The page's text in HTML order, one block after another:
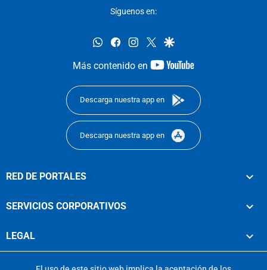
Síguenos en:
whatsappfacebookinstagram
twittergoogle
Más contenido en
youtube-
Descarga nuestra app en
Descarga nuestra app en
RED DE PORTALES
SERVICIOS CORPORATIVOS
LEGAL